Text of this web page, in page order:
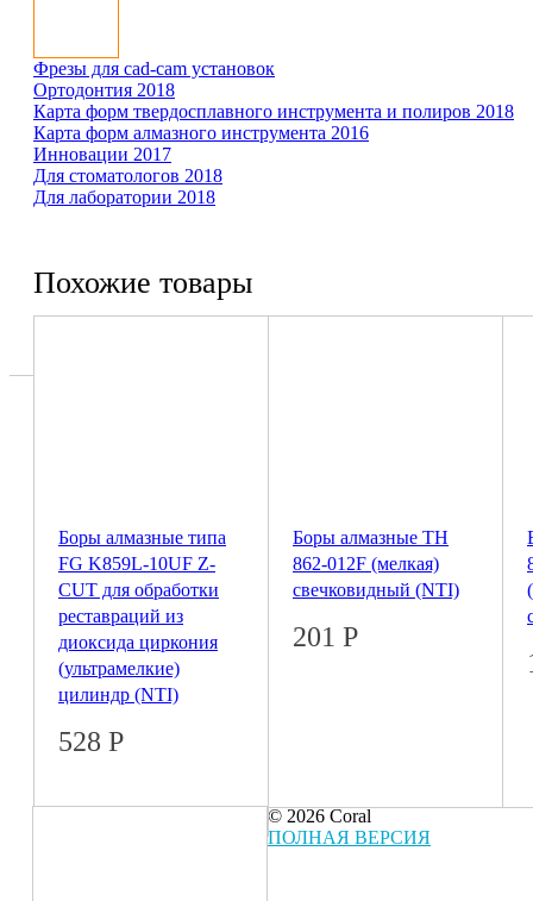
Фрезы для cad-cam установок
Ортодонтия 2018
Карта форм твер­до­сплав­ного инст­ру­мента и полиров 2018
Карта форм ал­маз­ного инст­ру­мента 2016
Инновации 2017
Для сто­ма­то­логов 2018
Для ла­бо­ра­тории 2018
Похожие товары
Боры алмазные типа
FG K859L-10UF Z-
CUT для обработки
реставраций из
диоксида циркония
(ультрамелкие)
цилиндр (NTI)
528 Р
Боры алмазные ТН
862-012F (мелкая)
свечковидный (NTI)
201 Р
© 2026 Coral
ПОЛНАЯ ВЕРСИЯ